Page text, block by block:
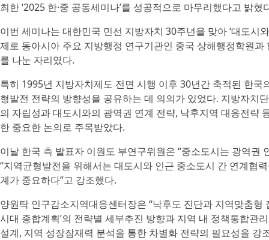
최한 ‘2025 한·중 공동세미나’를 성공적으로 마무리했다고 밝혔
이번 세미나는 대한민국 민선 지방자치 30주년을 맞아 ‘대도시
제로 동아시아 주요 지방행정 연구기관인 중국 상해행정학원
를 나눈 자리였다.
특히 1995년 지방자치제도 전면 시행 이후 30년간 축적된 한
형발전 전략의 방향성을 공유하는 데 의의가 있었다. 지방자치
의 자립성과 대도시와의 광역권 연계 전략, 낙후지역 대응전략
한 중요한 논의로 주목받았다.
이날 한국 측 발표자 이원도 부연구위원은 “중소도시는 광역권
“지역균형발전을 위해서는 대도시와 인근 중소도시 간 연계협
계가 중요하다”고 강조했다.
양원탁 인구감소지역대응센터장은 “낙후도 진단과 지역맞춤형
시대 종합계획’의 전략별 세부추진 방향과 지역 내 정책통합관
설계, 지역 성장잠재력 분석을 통한 차별화 전략의 필요성을 강